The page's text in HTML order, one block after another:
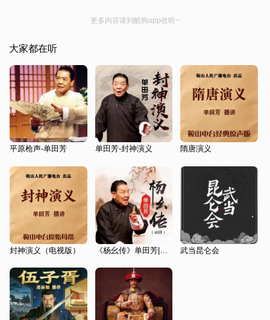
更多内容请到酷狗app收听~
大家都在听
平原枪声-单田芳 单田芳-封神演义 隋唐演义
封神演义（电视版） 《杨幺传》单田芳|评书40回 武当昆仑会